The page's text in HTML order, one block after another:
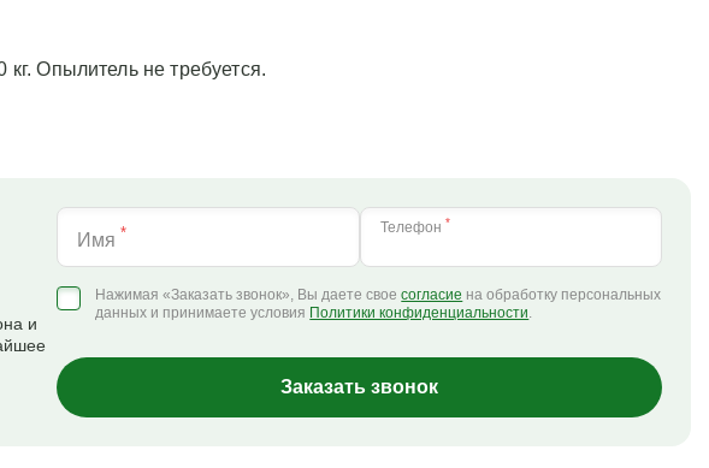
Опылитель не требуется.
и
Имя * Телефон *
Нажимая «Заказать звонок», Вы даете своесогласие на обработку персональных
данных и принимаете условия Политики конфиденциальности.
Заказать звонок